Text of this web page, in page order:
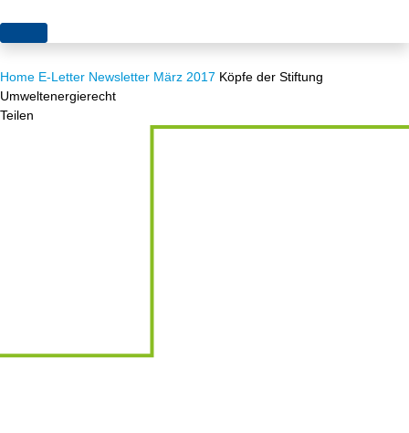
Themen
Akzeptanz
Europa
Projekte
Publikationen
Home E-Letter Newsletter März 2017 Köpfe der Stiftung
Umweltenergierecht
Teilen